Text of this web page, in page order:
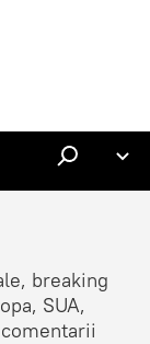
breaking
SUA,